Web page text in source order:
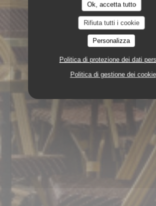
Ok, accetta tutto
Rifiuta tutti i cookie
Personalizza
Politica di protezione dei dati
Politica di gestione dei cookie